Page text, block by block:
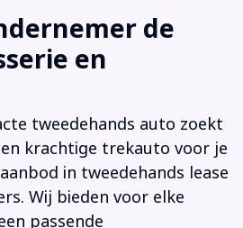
de
en
tweedehands auto zoekt
krachtige trekauto voor je
in tweedehands lease
Wij bieden voor elke
passende